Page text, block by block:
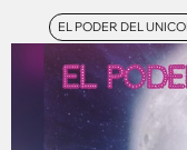
EL PODER DEL